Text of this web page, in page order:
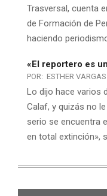
Trasversal, cuenta
de Formación de
haciendo
«El reportero es
POR: ESTHER VARGAS
Lo dijo hace varios
Calaf, y quizás no
serio se encuentra
en total extinción»,